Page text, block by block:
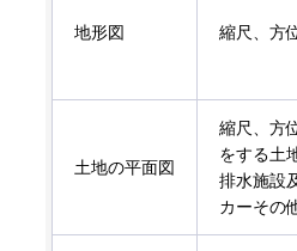
地形図 縮尺、方
土地の平面図
縮尺、方
をする土
排水施設
カーその